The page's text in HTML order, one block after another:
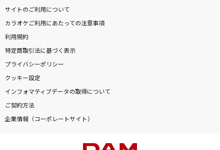
サイトのご利用について
カラオケご利用にあたっての注意事項
利用規約
特定商取引法に基づく表示
プライバシーポリシー
クッキー設定
インフォマティブデータの取得について
ご契約方法
企業情報（コーポレートサイト）